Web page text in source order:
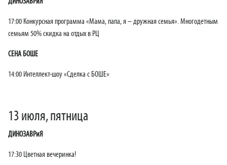
17:00 Конкурсная программа «Мама, папа, я – дружная семья». Многодетным
семьям 50% скидка на отдых в РЦ
СЕНА БОШЕ
14:00 Интеллект-шоу «Сделка с БОШЕ»
13 июля, пятница
ДИНОЗАВРиЯ
17:30 Цветная вечеринка!